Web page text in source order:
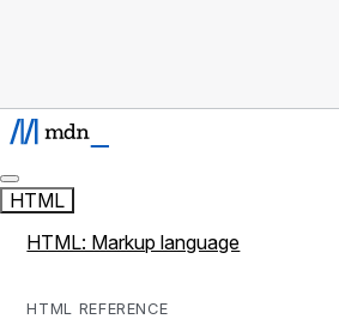
HTML
HTML: Markup language
HTML REFERENCE